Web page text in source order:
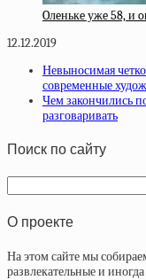
Oлeнькe ужe 58, и
12.12.2019
Невыносимая
современные
Чем закончились
разговаривать
Поиск по сайту
О проекте
На этом сайте мы
развлекательные и